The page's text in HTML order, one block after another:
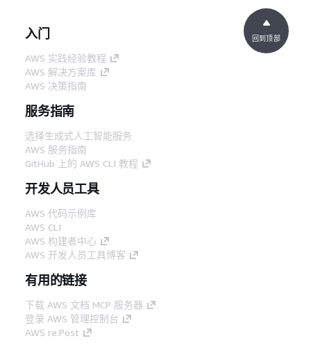
入门
AWS 实践经验教程
AWS 解决方案库
AWS 决策指南
服务指南
选择生成式人工智能服务
AWS 服务指南
GitHub 上的 AWS CLI 教程
开发人员工具
AWS 代码示例库
AWS CLI
AWS 构建者中心
AWS 开发人员工具博客
有用的链接
下载 AWS 文档 MCP 服务器
登录 AWS 管理控制台
AWS re:Post
回到顶部